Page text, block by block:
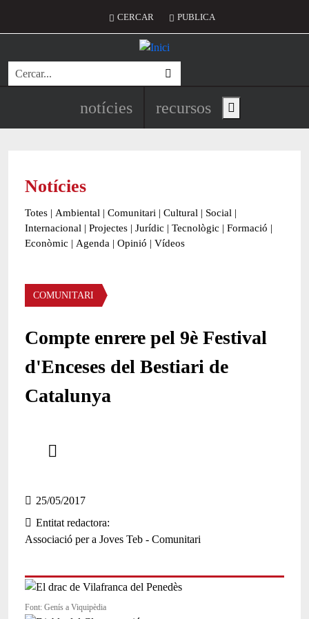
Menú del compte d'usuari
CERCAR PUBLICA
Cerca
Navegació principal de
notícies recursos Show main menu
Notícies
Totes | Ambiental | Comunitari | Cultural | Social |
Internacional | Projectes | Jurídic | Tecnològic | Formació |
Econòmic | Agenda | Opinió | Vídeos
Àmbit de la notícia
COMUNITARI
Compte enrere pel 9è Festival
d'Enceses del Bestiari de
Catalunya
25/05/2017
Entitat redactora
Associació per a Joves Teb - Comunitari
Font: Genís a Viquipèdia